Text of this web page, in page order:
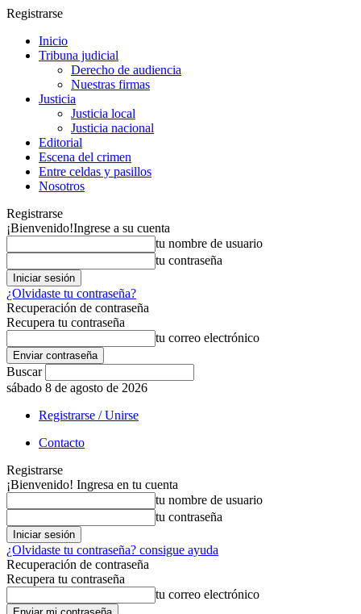
Registrarse
Inicio
Tribuna judicial
Derecho de audiencia
Nuestras firmas
Justicia
Justicia local
Justicia nacional
Editorial
Escena del crimen
Entre celdas y pasillos
Nosotros
Registrarse
¡Bienvenido!Ingrese a su cuenta
tu nombre de usuario
tu contraseña
¿Olvidaste tu contraseña?
Recuperación de contraseña
Recupera tu contraseña
tu correo electrónico
Buscar
sábado 8 de agosto de 2026
Registrarse / Unirse
Contacto
Registrarse
¡Bienvenido! Ingresa en tu cuenta
tu nombre de usuario
tu contraseña
¿Olvidaste tu contraseña? consigue ayuda
Recuperación de contraseña
Recupera tu contraseña
tu correo electrónico